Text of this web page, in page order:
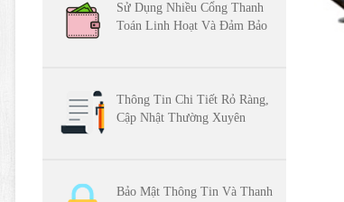
Sử Dụng Nhiều Cổng Thanh
Toán Linh Hoạt Và Đảm Bảo
Thông Tin Chi Tiết Rỏ Ràng,
Cập Nhật Thường Xuyên
Bảo Mật Thông Tin Và Thanh